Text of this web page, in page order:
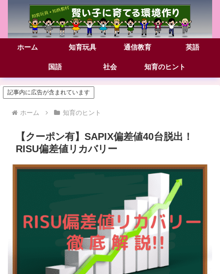
ホーム 知育玩具 通信教育 英語
国語 社会 知育のヒント
記事内に広告が含まれています
ホーム 知育のヒント
【クーポン有】SAPIX偏差値40台脱出！
RISU偏差値リカバリー